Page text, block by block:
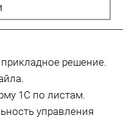
решение.
1С по листам.
управления